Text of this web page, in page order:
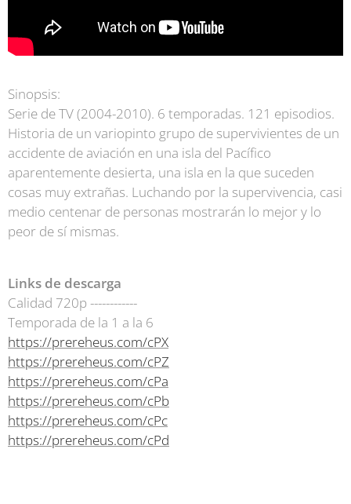
Sinopsis:
Serie de TV (2004-2010). 6 temporadas. 121 episodios.
Historia de un variopinto grupo de supervivientes de un
accidente de aviación en una isla del Pacífico
aparentemente desierta, una isla en la que suceden
cosas muy extrañas. Luchando por la supervivencia, casi
medio centenar de personas mostrarán lo mejor y lo
peor de sí mismas.
Links de descarga
Calidad 720p ------------
Temporada de la 1 a la 6
https://prereheus.com/cPX
https://prereheus.com/cPZ
https://prereheus.com/cPa
https://prereheus.com/cPb
https://prereheus.com/cPc
https://prereheus.com/cPd